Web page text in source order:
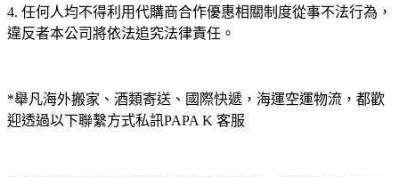
4. 任何人均不得利用代購商合作優惠相關制度從事不法行為，
違反者本公司將依法追究法律責任。
*舉凡海外搬家、酒類寄送、國際快遞，海運空運物流，都歡
迎透過以下聯繫方式私訊PAPA K 客服